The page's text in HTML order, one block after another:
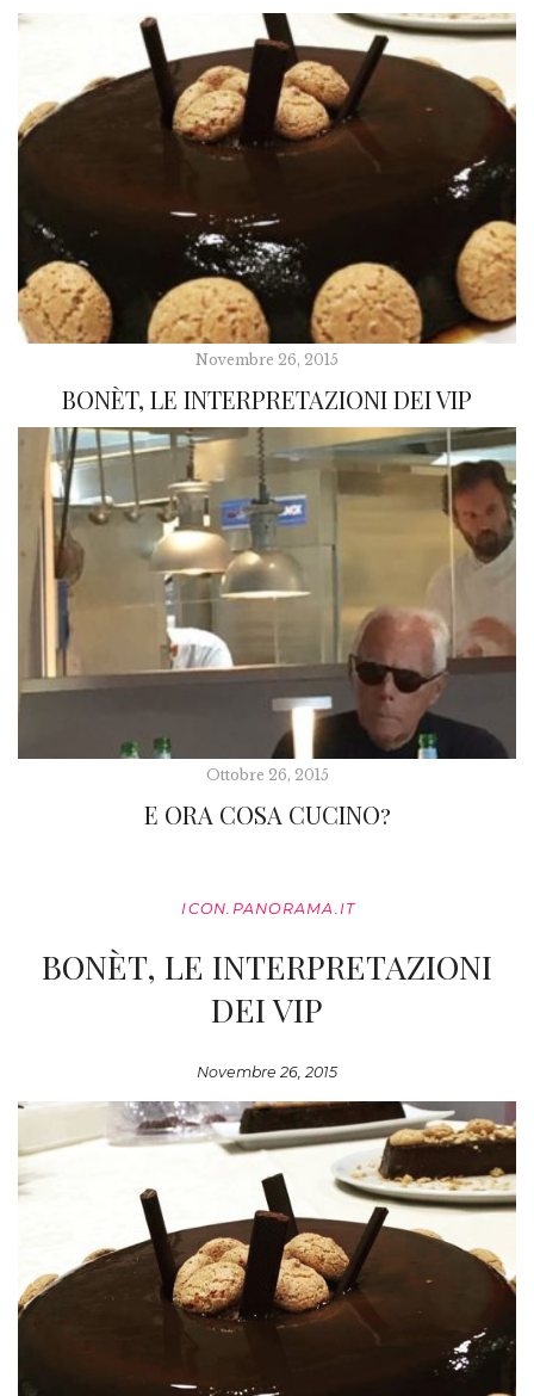
Novembre 26, 2015
BONÈT, LE INTERPRETAZIONI DEI VIP
Ottobre 26, 2015
E ORA COSA CUCINO?
ICON.PANORAMA.IT
BONÈT, LE INTERPRETAZIONI
DEI VIP
Novembre 26, 2015